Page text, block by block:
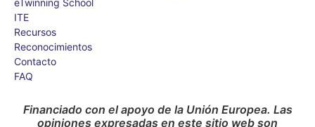
eTwinning School
ITE
Recursos
Reconocimientos
Contacto
FAQ
Financiado con el apoyo de la Unión Europea. Las
opiniones expresadas en este sitio web son